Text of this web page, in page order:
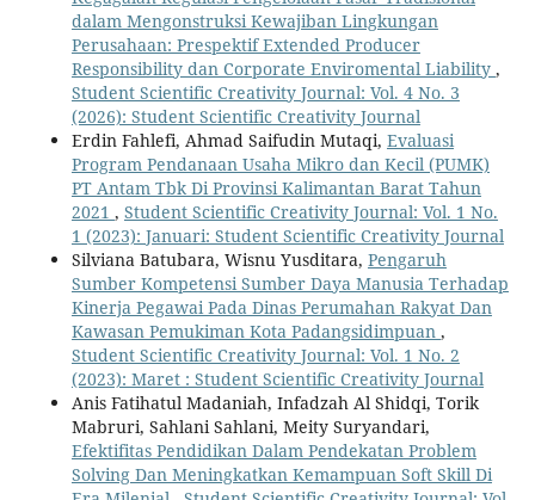
dalam Mengonstruksi Kewajiban Lingkungan
Perusahaan: Prespektif Extended Producer
Responsibility dan Corporate Enviromental Liability ,
Student Scientific Creativity Journal: Vol. 4 No. 3
(2026): Student Scientific Creativity Journal
Erdin Fahlefi, Ahmad Saifudin Mutaqi, Evaluasi
Program Pendanaan Usaha Mikro dan Kecil (PUMK)
PT Antam Tbk Di Provinsi Kalimantan Barat Tahun
2021 , Student Scientific Creativity Journal: Vol. 1 No.
1 (2023): Januari: Student Scientific Creativity Journal
Silviana Batubara, Wisnu Yusditara, Pengaruh
Sumber Kompetensi Sumber Daya Manusia Terhadap
Kinerja Pegawai Pada Dinas Perumahan Rakyat Dan
Kawasan Pemukiman Kota Padangsidimpuan ,
Student Scientific Creativity Journal: Vol. 1 No. 2
(2023): Maret : Student Scientific Creativity Journal
Anis Fatihatul Madaniah, Infadzah Al Shidqi, Torik
Mabruri, Sahlani Sahlani, Meity Suryandari,
Efektifitas Pendidikan Dalam Pendekatan Problem
Solving Dan Meningkatkan Kemampuan Soft Skill Di